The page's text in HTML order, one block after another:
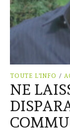
TOUTE L'INFO /
NE